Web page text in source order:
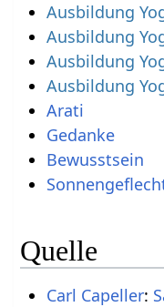
Ausbildung
Ausbildung
Ausbildung
Ausbildung
Arati
Gedanke
Bewusstsein
Quelle
Carl Capeller: